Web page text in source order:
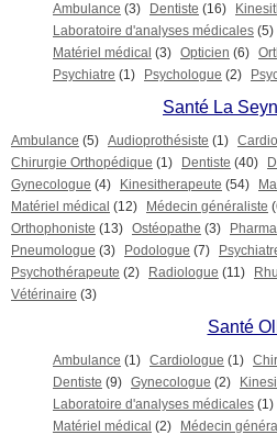
Ambulance (3) Dentiste (16)
Laboratoire d'analyses médicales (5)
Matériel médical (3) Opticien (6)
Psychiatre (1) Psychologue (2)
Santé La
Ambulance (5) Audioprothésiste (1)
Chirurgie Orthopédique (1) Dentiste (40)
Gynecologue (4) Kinesitherapeute (54)
Matériel médical (12) Médecin généraliste
Orthophoniste (13) Ostéopathe (3)
Pneumologue (3) Podologue (7)
Psychothérapeute (2) Radiologue (11)
Vétérinaire (3)
Santé
Ambulance (1) Cardiologue (1)
Dentiste (9) Gynecologue (2)
Laboratoire d'analyses médicales (1)
Matériel médical (2) Médecin